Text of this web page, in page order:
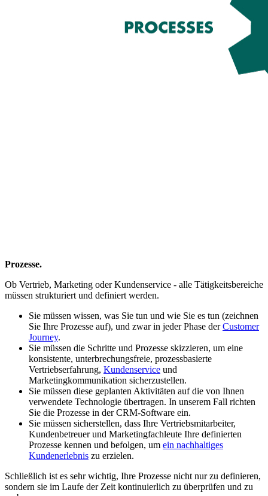
Prozesse.
Ob Vertrieb, Marketing oder Kundenservice - alle Tätigkeitsbereiche
müssen strukturiert und definiert werden.
Sie müssen wissen, was Sie tun und wie Sie es tun (zeichnen
Sie Ihre Prozesse auf), und zwar in jeder Phase derCustomer
Journey.
Sie müssen die Schritte und Prozesse skizzieren, um eine
konsistente, unterbrechungsfreie, prozessbasierte
Vertriebserfahrung, Kundenservice und
Marketingkommunikation sicherzustellen.
Sie müssen diese geplanten Aktivitäten auf die von Ihnen
verwendete Technologie übertragen. In unserem Fall richten
Sie die Prozesse in der CRM-Software ein.
Sie müssen sicherstellen, dass Ihre Vertriebsmitarbeiter,
Kundenbetreuer und Marketingfachleute Ihre definierten
Prozesse kennen und befolgen, um ein nachhaltiges
Kundenerlebnis zu erzielen.
Schließlich ist es sehr wichtig, Ihre Prozesse nicht nur zu definieren,
sondern sie im Laufe der Zeit kontinuierlich zu überprüfen und zu